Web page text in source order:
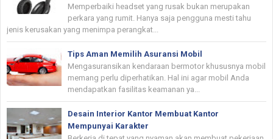
Memperbaiki headset yang rusak bukan merupakan
perkara yang rumit. Hanya saja pengguna mesti tahu
jenis kerusakan yang menimpa perangkat...
Tips Aman Memilih Asuransi Mobil
Mengasuransikan kendaraan bermotor khususnya mobil
memang perlu diperhatikan. Hal ini agar mobil Anda
mendapatkan fasilitas keamanan ya...
Desain Interior Kantor Membuat Kantor
Mempunyai Karakter